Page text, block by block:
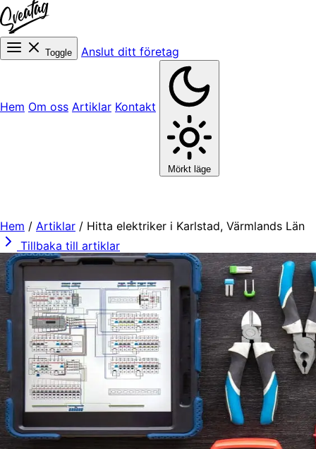
Toggle Anslut ditt företag
Hem Om oss Artiklar Kontakt
Mörkt läge
Hem / Artiklar / Hitta elektriker i Karlstad, Värmlands Län
Tillbaka till artiklar